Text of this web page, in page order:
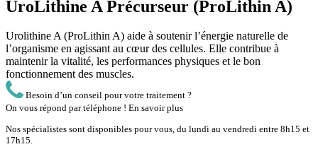
UroLithine A Précurseur (ProLithin A)
Urolithine A (ProLithin A) aide à soutenir l’énergie naturelle de
l’organisme en agissant au cœur des cellules. Elle contribue à
maintenir la vitalité, les performances physiques et le bon
fonctionnement des muscles.
Besoin d’un conseil pour votre traitement ?
On vous répond par téléphone ! En savoir plus
Nos spécialistes sont disponibles pour vous, du lundi au vendredi entre 8h15 et
17h15.